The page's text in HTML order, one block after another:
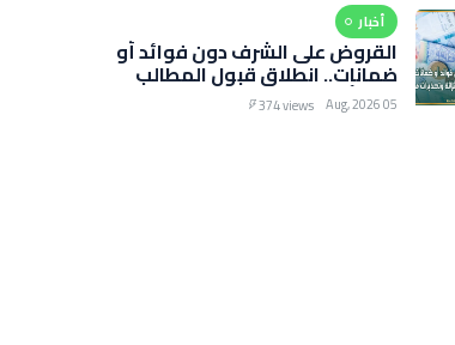
أخبار
القروض على الشرف دون فوائد أو
ضمانات.. انطلاق قبول المطالب
خلال أسبوعين أو ثلاثة وتحذيرات
من رسوم خفيّة
05 Aug, 2026
374 views